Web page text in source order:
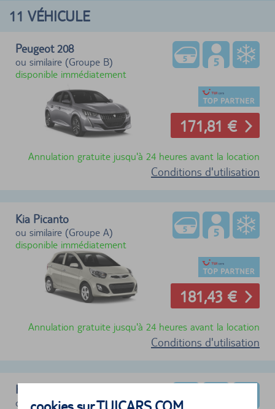
11 VÉHICULE
Peugeot 208
ou similaire (Groupe B)
disponible immédiatement
171,81 €
Annulation gratuite jusqu'à 24 heures avant la location
Conditions d'utilisation
Kia Picanto
ou similaire (Groupe A)
disponible immédiatement
181,43 €
Annulation gratuite jusqu'à 24 heures avant la location
Conditions d'utilisation
Kia Picanto
ou similaire (Groupe F)